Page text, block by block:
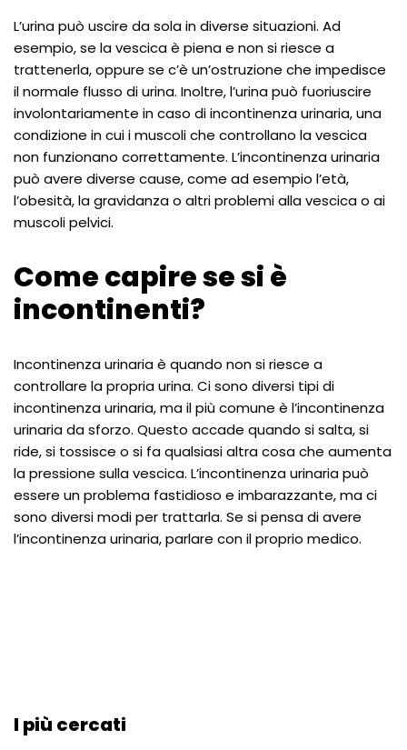
L’urina può uscire da sola in diverse situazioni. Ad
esempio, se la vescica è piena e non si riesce a
trattenerla, oppure se c’è un’ostruzione che impedisce
il normale flusso di urina. Inoltre, l’urina può fuoriuscire
involontariamente in caso di incontinenza urinaria, una
condizione in cui i muscoli che controllano la vescica
non funzionano correttamente. L’incontinenza urinaria
può avere diverse cause, come ad esempio l’età,
l’obesità, la gravidanza o altri problemi alla vescica o ai
muscoli pelvici.
Come capire se si è
incontinenti?
Incontinenza urinaria è quando non si riesce a
controllare la propria urina. Ci sono diversi tipi di
incontinenza urinaria, ma il più comune è l’incontinenza
urinaria da sforzo. Questo accade quando si salta, si
ride, si tossisce o si fa qualsiasi altra cosa che aumenta
la pressione sulla vescica. L’incontinenza urinaria può
essere un problema fastidioso e imbarazzante, ma ci
sono diversi modi per trattarla. Se si pensa di avere
l’incontinenza urinaria, parlare con il proprio medico.
I più cercati